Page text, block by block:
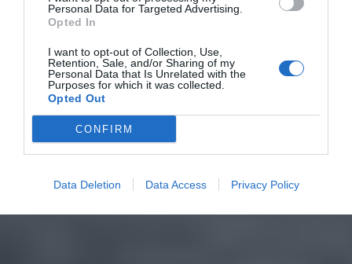
Personal Data for Targeted Advertising.
Opted In
I want to opt-out of Collection, Use,
Retention, Sale, and/or Sharing of my
Personal Data that Is Unrelated with the
Purposes for which it was collected.
Opted Out
CONFIRM
Data Deletion Data Access Privacy Policy